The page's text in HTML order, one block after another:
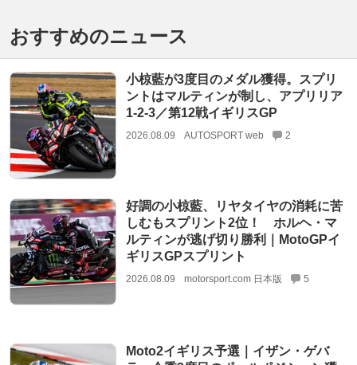
おすすめのニュース
小椋藍が3度目のメダル獲得。スプリ
ントはマルティンが制し、アプリリア
1-2-3／第12戦イギリスGP
2026.08.09 AUTOSPORT web 2
好調の小椋藍、リヤタイヤの消耗に苦
しむもスプリント2位！ ホルヘ・マ
ルティンが逃げ切り勝利｜MotoGPイ
ギリスGPスプリント
2026.08.09 motorsport.com 日本版 5
Moto2イギリス予選｜イザン・ゲバ